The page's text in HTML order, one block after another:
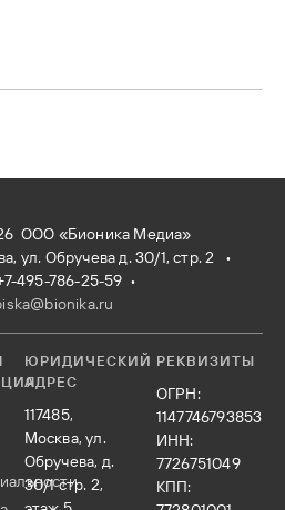
а также фармакокинетики и
средств [2–5].
ткани, неспецифических
в отличие от
соединительной ткани [2–7].
ООО «Бионика Медиа»
ул. Обручева д. 30/1, стр. 2 •
495-786-25-59 •
ЮРИДИЧЕСКИЙ
АДРЕС
117485,
Москва, ул.
Обручева, д.
30/1 стр. 2,
РЕКВИЗИТЫ
ОГРН:
1147746793853
ИНН:
7726751049
КПП: